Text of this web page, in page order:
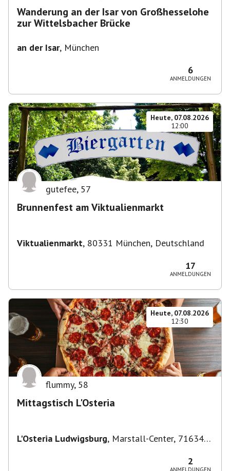
Wanderung an der Isar von Großhesselohe
zur Wittelsbacher Brücke
an der Isar, München
6
ANMELDUNGEN
Heute, 07.08.2026
12:00
gutefee, 57
Brunnenfest am Viktualienmarkt
Viktualienmarkt, 80331 München, Deutschland
17
ANMELDUNGEN
Heute, 07.08.2026
12:30
flummy, 58
Mittagstisch L'Osteria
L'Osteria Ludwigsburg, Marstall-Center, 71634
2
ANMELDUNGEN